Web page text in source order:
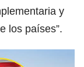
y
los países”.